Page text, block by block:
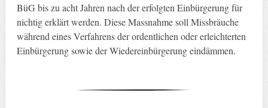
BüG bis zu acht Jahren nach der erfolgten Einbürgerung für
nichtig erklärt werden. Diese Massnahme soll Missbräuche
während eines Verfahrens der ordentlichen oder erleichterten
Einbürgerung sowie der Wiedereinbürgerung eindämmen.